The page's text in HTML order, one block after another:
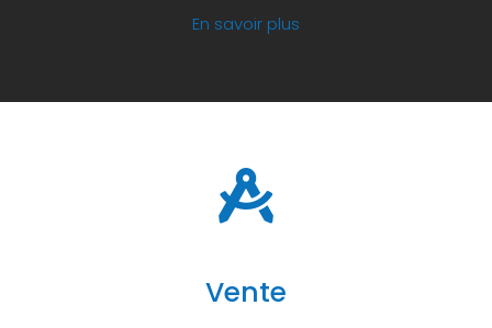
En savoir plus
Vente